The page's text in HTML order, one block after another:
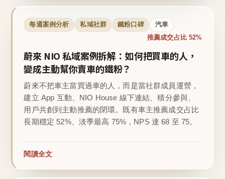
每週案例分析 私域社群 鐵粉口碑 汽車
推薦成交占比 52%
蔚來 NIO 私域案例拆解：如何把買車的人，
變成主動幫你賣車的鐵粉？
蔚來不把車主當買過車的人，而是當社群成員運營，
建立 App 互動、NIO House 線下連結、積分參與、
用戶共創到主動推薦的閉環。既有車主推薦成交占比
長期穩定 52%、淡季最高 75%，NPS 達 68 至 75。
閱讀全文